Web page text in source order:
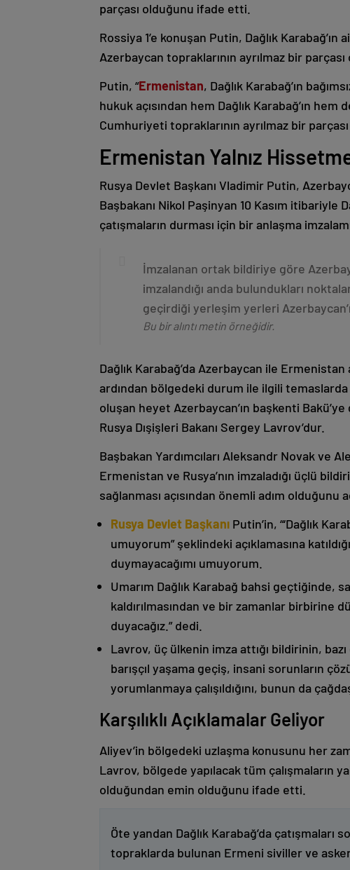
parçası olduğunu ifade etti.
Rossiya 1’e konuşan Putin, Dağlık
Azerbaycan topraklarının ayrılmaz bir
Putin, “Ermenistan, Dağlık Karabağ’ın
hukuk açısından hem Dağlık Karabağ’ın
Cumhuriyeti topraklarının ayrılmaz bir
Ermenistan Yalnız
Rusya Devlet Başkanı Vladimir Putin,
Başbakanı Nikol Paşinyan 10 Kasım itibariyle
çatışmaların durması için bir anlaşma
İmzalanan ortak bildiriye göre
imzalandığı anda bulundukları
geçirdiği yerleşim yerleri
Bu bir alıntı metin örneğidir.
Dağlık Karabağ’da Azerbaycan ile Ermenistan
ardından bölgedeki durum ile ilgili
oluşan heyet Azerbaycan’ın başkenti
Rusya Dışişleri Bakanı Sergey Lavrov’dur.
Başbakan Yardımcıları Aleksandr Novak ve
Ermenistan ve Rusya’nın imzaladığı üçlü
sağlanması açısından önemli adım olduğunu
Rusya Devlet Başkanı Putin’in, “‘Dağlık
umuyorum” şeklindeki açıklamasına
duymayacağımı umuyorum.
Umarım Dağlık Karabağ bahsi geçtiğinde,
kaldırılmasından ve bir zamanlar birbirine
duyacağız.” dedi.
Lavrov, üç ülkenin imza attığı bildirinin,
barışçıl yaşama geçiş, insani sorunların
yorumlanmaya çalışıldığını, bunun da
Karşılıklı Açıklamalar Geliyor
Aliyev’in bölgedeki uzlaşma konusunu her
Lavrov, bölgede yapılacak tüm çalışmaların
olduğundan emin olduğunu ifade etti.
Öte yandan Dağlık Karabağ’da
topraklarda bulunan Ermeni siviller ve